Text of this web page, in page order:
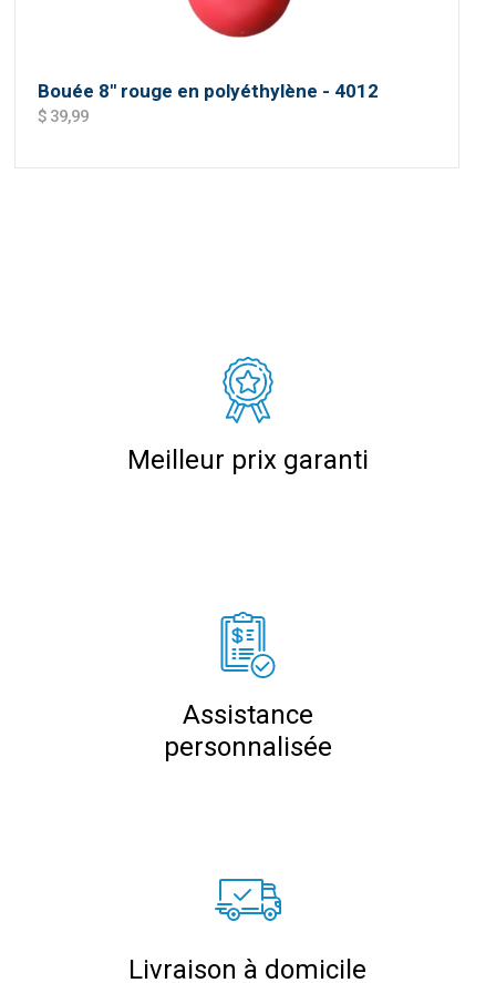
Bouée 8'' rouge en polyéthylène - 4012
$ 39,99
Meilleur prix garanti
Assistance
personnalisée
Livraison à domicile